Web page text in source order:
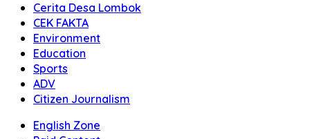
Cerita Desa Lombok
CEK FAKTA
Environment
Education
Sports
ADV
Citizen Journalism
English Zone